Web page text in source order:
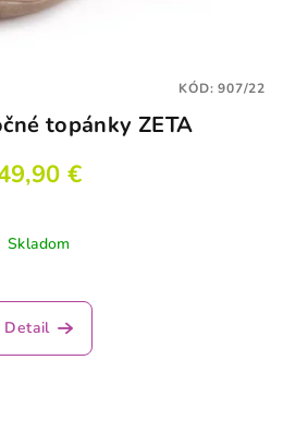
topánky ZETA
€
Skladom
Detail
KÓD:907/22